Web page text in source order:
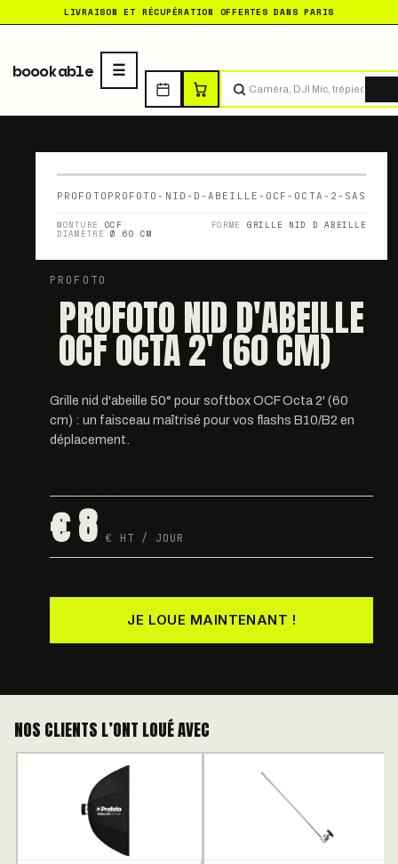
LIVRAISON ET RÉCUPÉRATION OFFERTES DANS PARIS
boookable
PROFOTO PROFOTO-NID-D-ABEILLE-OCF-OCTA-2-SAS
MONTURE OCF FORME GRILLE NID D ABEILLE
DIAMÈTREØ 60 CM
PROFOTO
PROFOTO NID D'ABEILLE
OCF OCTA 2' (60 CM)
Grille nid d'abeille 50° pour softbox OCF Octa 2' (60
cm) : un faisceau maîtrisé pour vos flashs B10/B2 en
déplacement.
€ 8 € HT / JOUR
JE LOUE MAINTENANT !
NOS CLIENTS L’ONT LOUÉ AVEC